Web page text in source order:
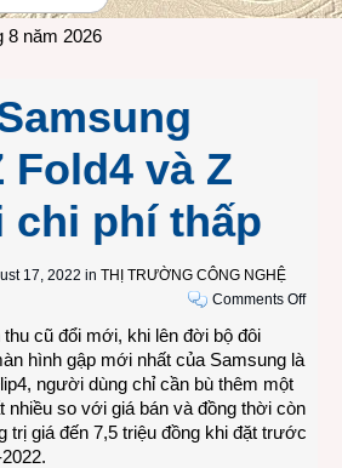
8 năm 2026
Fold4 và Z
chi phí thấp
17, 2022 in THỊ TRƯỜNG CÔNG NGHỆ
Comments Offon
Z
Fold4
cũ đổi mới, khi lên đời bộ đôi
hình gập mới nhất của Samsung là
người dùng chỉ cần bù thêm một
nhiều so với giá bán và đồng thời còn
trị giá đến 7,5 triệu đồng khi đặt trước